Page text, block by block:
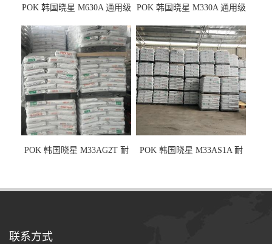
POK 韩国晓星 M630A 通用级
POK 韩国晓星 M330A 通用级
POK 韩国晓星 M33AG2T 耐
POK 韩国晓星 M33AS1A 耐
联系方式